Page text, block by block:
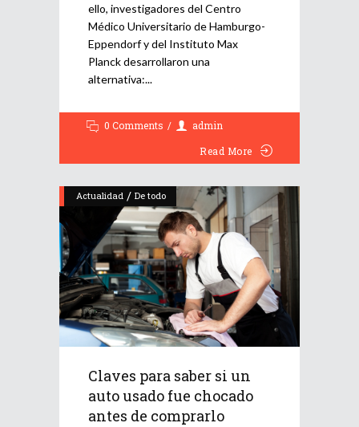
ello, investigadores del Centro
Médico Universitario de Hamburgo-
Eppendorf y del Instituto Max
Planck desarrollaron una
alternativa:
0 Comments
admin
Read More
Actualidad / De todo
Claves para saber si un
auto usado fue chocado
antes de comprarlo